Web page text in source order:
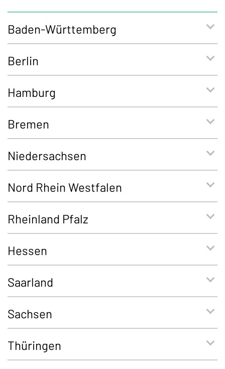
Baden-Württemberg
Berlin
Hamburg
Bremen
Niedersachsen
Nord Rhein Westfalen
Rheinland Pfalz
Hessen
Saarland
Sachsen
Thüringen